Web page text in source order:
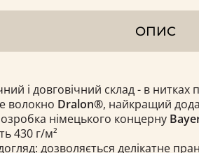
ОПИС
і довговічний склад - в нитках
волокно Dralon®, найкращий
німецького концерну
430 г/м²
дозволяється делікатне